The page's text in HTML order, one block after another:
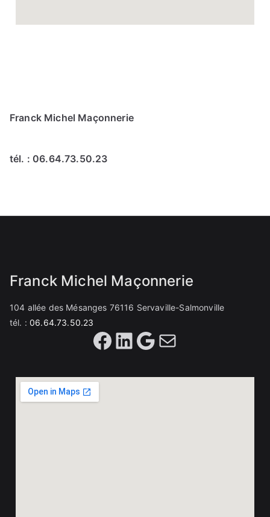
Franck Michel Maçonnerie
tél. : 06.64.73.50.23
Franck Michel Maçonnerie
104 allée des Mésanges 76116 Servaville-Salmonville
tél. :06.64.73.50.23
Facebook
LinkedIn
Google
Mail